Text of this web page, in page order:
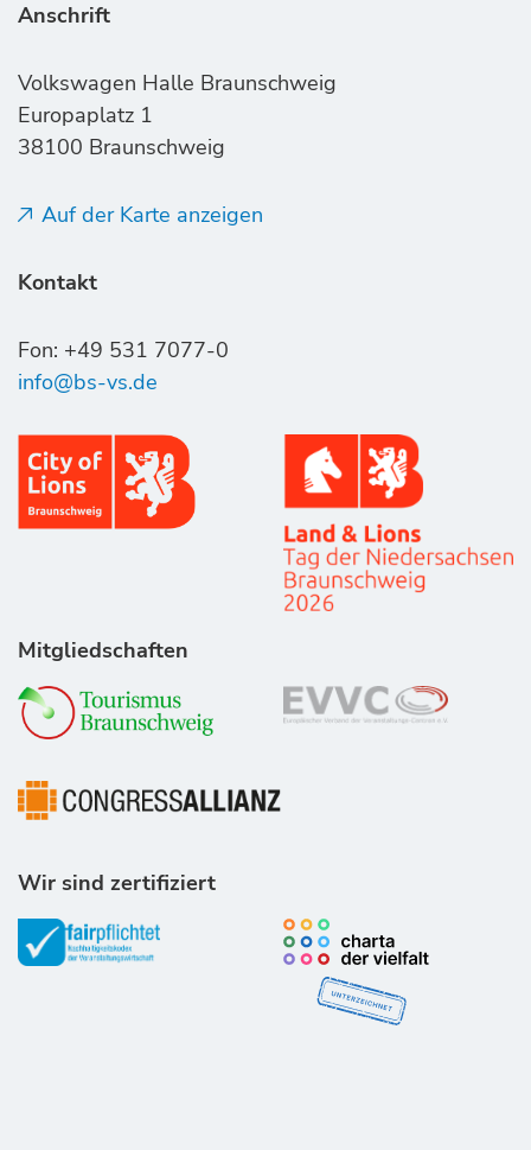
Anschrift
Volkswagen Halle Braunschweig
Europaplatz 1
38100 Braunschweig
Auf der Karte anzeigen
Kontakt
Fon: +49 531 7077-0
info@bs-vs.de
Mitgliedschaften
Wir sind zertifiziert